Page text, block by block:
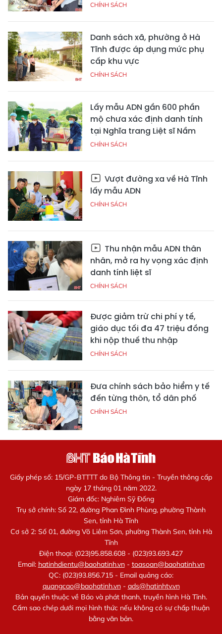
CHÍNH SÁCH
Danh sách xã, phường ở Hà
Tĩnh được áp dụng mức phụ
cấp khu vực
CHÍNH SÁCH
Lấy mẫu ADN gần 600 phần
mộ chưa xác định danh tính
tại Nghĩa trang Liệt sĩ Nầm
CHÍNH SÁCH
Vượt đường xa về Hà Tĩnh
lấy mẫu ADN
CHÍNH SÁCH
Thu nhận mẫu ADN thân
nhân, mở ra hy vọng xác định
danh tính liệt sĩ
CHÍNH SÁCH
Được giảm trừ chi phí y tế,
giáo dục tối đa 47 triệu đồng
khi nộp thuế thu nhập
CHÍNH SÁCH
Đưa chính sách bảo hiểm y tế
đến từng thôn, tổ dân phố
CHÍNH SÁCH
Giấy phép số: 15/GP-BTTTT do Bộ Thông tin - Truyền thông cấp
ngày 17 tháng 01 năm 2022.
Giám đốc: Nghiêm Sỹ Đống
Trụ sở chính: Số 22, đường Phan Đình Phùng, phường Thành
Sen, tỉnh Hà Tĩnh
Cơ sở 2: Số 01, đường Võ Liêm Sơn, phường Thành Sen, tỉnh Hà
Tĩnh
Điện thoại: (023)95.858.608 - (023)93.693.427
Email: hatinhdientu@baohatinh.vn- toasoan@baohatinh.vn
QC: (023)93.856.715 - Email quảng cáo:
quangcao@baohatinh.vn- ads@hatinhtv.vn
Bản quyền thuộc về Báo và phát thanh, truyền hình Hà Tĩnh.
Cấm sao chép dưới mọi hình thức nếu không có sự chấp thuận
bằng văn bản.